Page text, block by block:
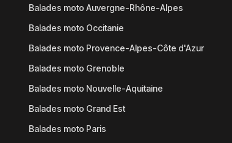
Balades moto Auvergne-Rhône-Alpes
Balades moto Occitanie
Balades moto Provence-Alpes-Côte d'Azur
Balades moto Grenoble
Balades moto Nouvelle-Aquitaine
Balades moto Grand Est
Balades moto Paris